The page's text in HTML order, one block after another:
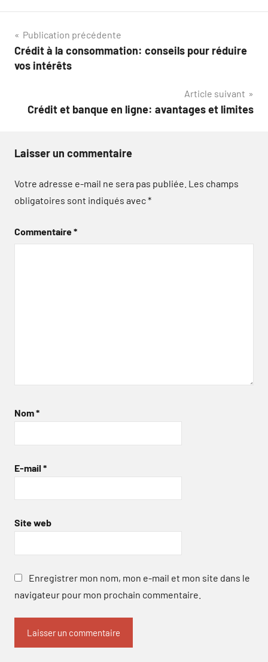
Navigation
de
Publication précédente
Crédit à la consommation: conseils pour réduire
vos intérêts
Article suivant
Crédit et banque en ligne: avantages et limites
Laisser un commentaire
Votre adresse e-mail ne sera pas publiée. Les champs
obligatoires sont indiqués avec*
Commentaire*
Nom*
E-mail *
Site web
Enregistrer mon nom, mon e-mail et mon site dans le
navigateur pour mon prochain commentaire.